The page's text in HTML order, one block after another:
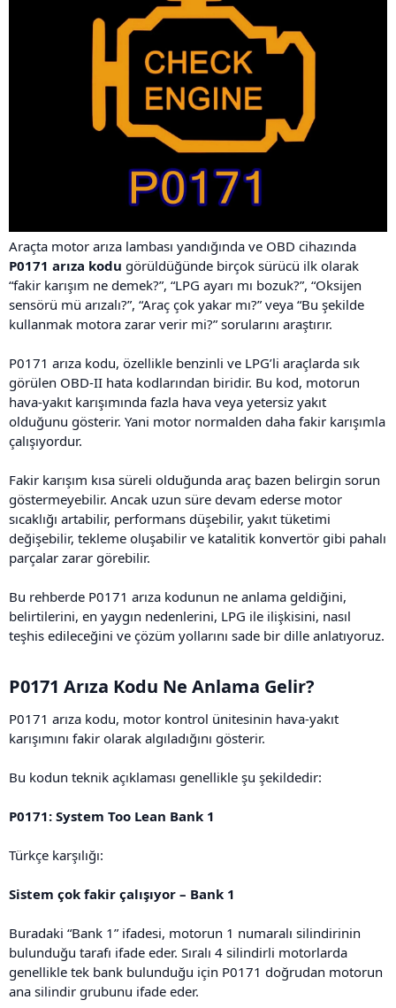
Araçta motor arıza lambası yandığında ve OBD cihazında
P0171 arıza kodu görüldüğünde birçok sürücü ilk olarak
“fakir karışım ne demek?”, “LPG ayarı mı bozuk?”, “Oksijen
sensörü mü arızalı?”, “Araç çok yakar mı?” veya “Bu şekilde
kullanmak motora zarar verir mi?” sorularını araştırır.
P0171 arıza kodu, özellikle benzinli ve LPG’li araçlarda sık
görülen OBD-II hata kodlarından biridir. Bu kod, motorun
hava-yakıt karışımında fazla hava veya yetersiz yakıt
olduğunu gösterir. Yani motor normalden daha fakir karışımla
çalışıyordur.
Fakir karışım kısa süreli olduğunda araç bazen belirgin sorun
göstermeyebilir. Ancak uzun süre devam ederse motor
sıcaklığı artabilir, performans düşebilir, yakıt tüketimi
değişebilir, tekleme oluşabilir ve katalitik konvertör gibi pahalı
parçalar zarar görebilir.
Bu rehberde P0171 arıza kodunun ne anlama geldiğini,
belirtilerini, en yaygın nedenlerini, LPG ile ilişkisini, nasıl
teşhis edileceğini ve çözüm yollarını sade bir dille anlatıyoruz.
P0171 Arıza Kodu Ne Anlama Gelir?​
P0171 arıza kodu, motor kontrol ünitesinin hava-yakıt
karışımını fakir olarak algıladığını gösterir.
Bu kodun teknik açıklaması genellikle şu şekildedir:
P0171: System Too Lean Bank 1
Türkçe karşılığı:
Sistem çok fakir çalışıyor – Bank 1
Buradaki “Bank 1” ifadesi, motorun 1 numaralı silindirinin
bulunduğu tarafı ifade eder. Sıralı 4 silindirli motorlarda
genellikle tek bank bulunduğu için P0171 doğrudan motorun
ana silindir grubunu ifade eder.